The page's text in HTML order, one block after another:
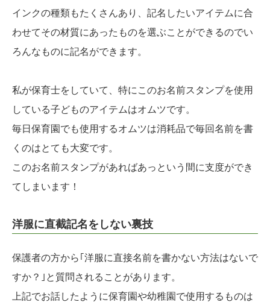
インクの種類もたくさんあり、記名したいアイテムに合
わせてその材質にあったものを選ぶことができるのでい
ろんなものに記名ができます。
私が保育士をしていて、特にこのお名前スタンプを使用
している子どものアイテムはオムツです。
毎日保育園でも使用するオムツは消耗品で毎回名前を書
くのはとても大変です。
このお名前スタンプがあればあっという間に支度ができ
てしまいます！
洋服に直截記名をしない裏技
保護者の方から｢洋服に直接名前を書かない方法はないで
すか？｣と質問されることがあります。
上記でお話したように保育園や幼稚園で使用するものは